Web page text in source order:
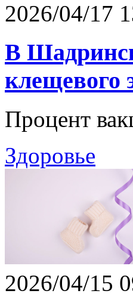
2026/04/17
В
клещевого
Процент
Здоровье
2026/04/15